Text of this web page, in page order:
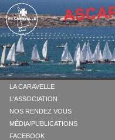
LA CARAVELLE
L'ASSOCIATION
NOS RENDEZ VOUS
MÉDIA/PUBLICATIONS
FACEBOOK